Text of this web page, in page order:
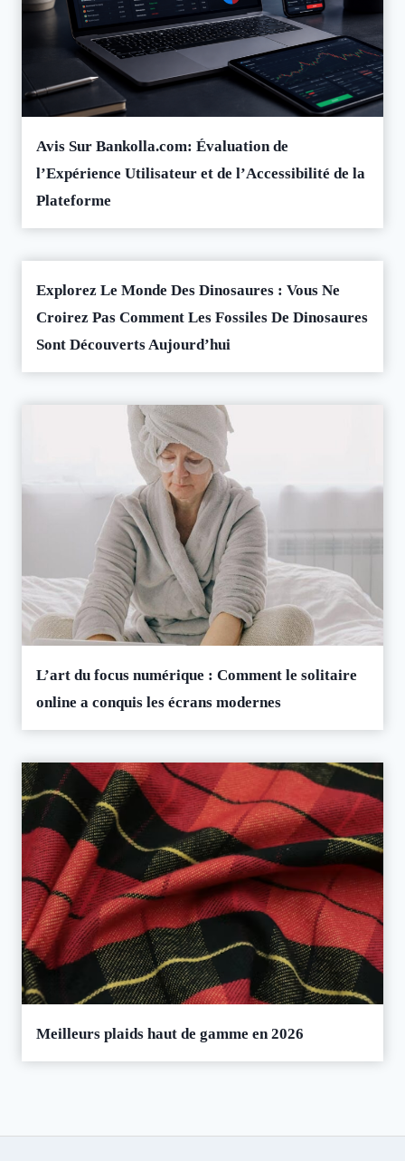
Avis Sur Bankolla.com: Évaluation de
l’Expérience Utilisateur et de l’Accessibilité de la
Plateforme
Explorez Le Monde Des Dinosaures : Vous Ne
Croirez Pas Comment Les Fossiles De Dinosaures
Sont Découverts Aujourd’hui
L’art du focus numérique : Comment le solitaire
online a conquis les écrans modernes
Meilleurs plaids haut de gamme en 2026